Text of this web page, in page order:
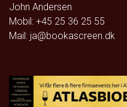
John Andersen
Mobil: +45 25 36 25 55
Mail: ja@bookascreen.dk